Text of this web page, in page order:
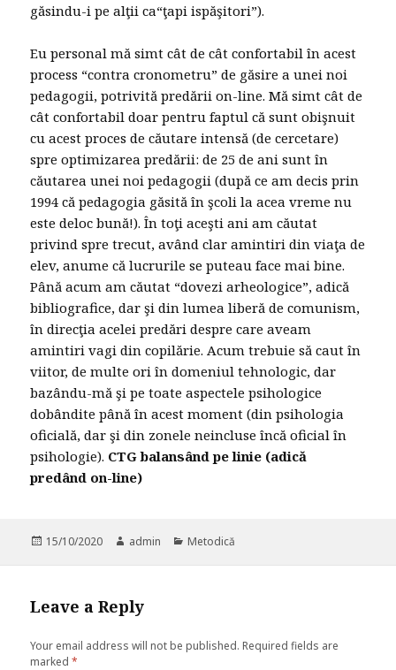
găsindu-i pe alţii ca“ţapi ispăşitori”).
Eu personal mă simt cât de cât confortabil în acest
process “contra cronometru” de găsire a unei noi
pedagogii, potrivită predării on-line. Mă simt cât de
cât confortabil doar pentru faptul că sunt obişnuit
cu acest proces de căutare intensă (de cercetare)
spre optimizarea predării: de 25 de ani sunt în
căutarea unei noi pedagogii (după ce am decis prin
1994 că pedagogia găsită în şcoli la acea vreme nu
este deloc bună!). În toţi aceşti ani am căutat
privind spre trecut, având clar amintiri din viaţa de
elev, anume că lucrurile se puteau face mai bine.
Până acum am căutat “dovezi arheologice”, adică
bibliografice, dar şi din lumea liberă de comunism,
în direcţia acelei predări despre care aveam
amintiri vagi din copilărie. Acum trebuie să caut în
viitor, de multe ori în domeniul tehnologic, dar
bazându-mă şi pe toate aspectele psihologice
dobândite până în acest moment (din psihologia
oficială, dar şi din zonele neincluse încă oficial în
psihologie). CTG balansând pe linie (adică
predând on-line)
Posted
15/10/2020 Author
admin Categories
Metodică
Leave a Reply
Your email address will not be published. Required fields are
marked*